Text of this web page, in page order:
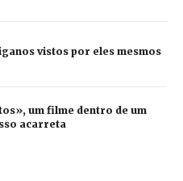
vistos por eles mesmos
um filme dentro de um
acarreta